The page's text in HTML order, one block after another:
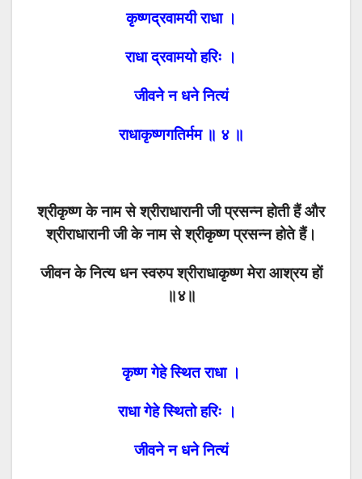
कृष्णद्रवामयी राधा ।
राधा द्रवामयो हरिः ।
जीवने न धने नित्यं
राधाकृष्णगतिर्मम ॥ ४ ॥
श्रीकृष्ण के नाम से श्रीराधारानी जी प्रसन्न होती हैं और
श्रीराधारानी जी के नाम से श्रीकृष्ण प्रसन्न होते हैं।
जीवन के नित्य धन स्वरुप श्रीराधाकृष्ण मेरा आश्रय हों
॥४॥
कृष्ण गेहे स्थित राधा ।
राधा गेहे स्थितो हरिः ।
जीवने न धने नित्यं